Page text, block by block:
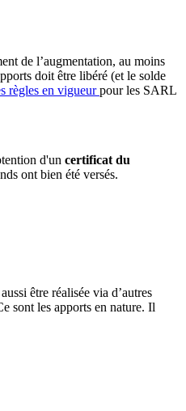
de l’augmentation, au moins
doit être libéré (et le solde
règles en vigueurpour les SARL
d'un certificat du
ont bien été versés.
être réalisée via d’autres
sont les apports en nature. Il